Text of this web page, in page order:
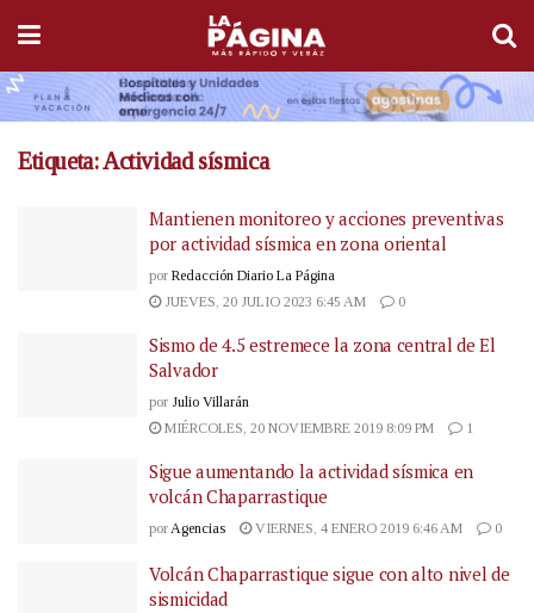
Etiqueta:Actividad sísmica
Mantienen monitoreo y acciones preventivas
por actividad sísmica en zona oriental
por Redacción Diario La Página
JUEVES, 20 JULIO 2023 6:45 AM
0
Sismo de 4.5 estremece la zona central de El
Salvador
por Julio Villarán
MIÉRCOLES, 20 NOVIEMBRE 2019 8:09 PM
1
Sigue aumentando la actividad sísmica en
volcán Chaparrastique
por Agencias VIERNES, 4 ENERO 2019 6:46 AM 0
Volcán Chaparrastique sigue con alto nivel de
sismicidad